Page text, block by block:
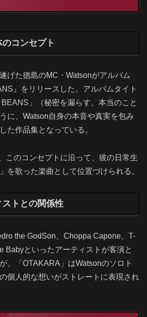
コンセプト
げた徳島のMC・Watsonがアルバム
』をリリースした。アルバムタイト
」（秘密を漏らす、本当のこと
に、Watson自身の本音や真実を包み
た作品集となっている。
このコンセプトに沿って、彼の日常生
を歌った楽曲として位置づけられる。
トとの関係性
the GodSon、Choppa Capone、T-
Babyといったアーティストが客演と
、「OTAKARA」はWatsonのソロト
個人的な想いがストレートに表現され